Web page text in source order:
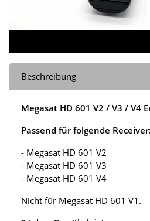
Beschreibung
Megasat HD 601 V2 / V3 / V4
Passend für folgende Receiver:
- Megasat HD 601 V2
- Megasat HD 601 V3
- Megasat HD 601 V4
Nicht für Megasat HD 601 V1.